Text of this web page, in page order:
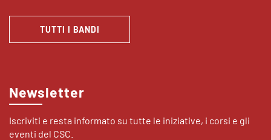
TUTTI I BANDI
Newsletter
Iscriviti e resta informato su tutte le iniziative, i corsi e gli
eventi del CSC.